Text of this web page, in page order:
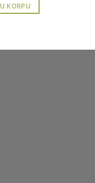
KORPU